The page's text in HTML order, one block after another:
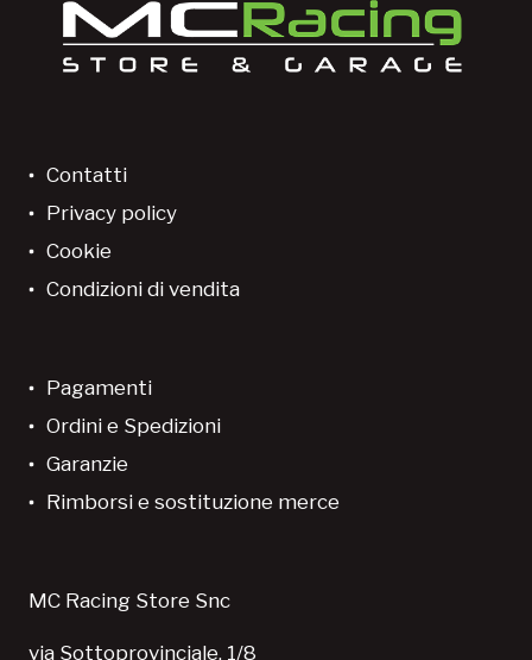
Contatti
Privacy policy
Cookie
Condizioni di vendita
Pagamenti
Ordini e Spedizioni
Garanzie
Rimborsi e sostituzione merce
MC Racing Store Snc
via Sottoprovinciale, 1/8